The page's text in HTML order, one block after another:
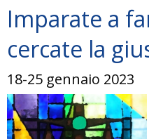
Imparate a
cercate la
18-25 gennaio 2023